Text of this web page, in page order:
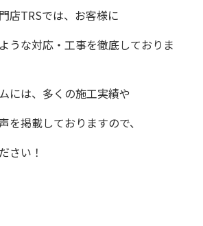
店TRSでは、お客様に
うな対応・工事を徹底しておりま
には、多くの施工実績や
を掲載しておりますので、
さい！